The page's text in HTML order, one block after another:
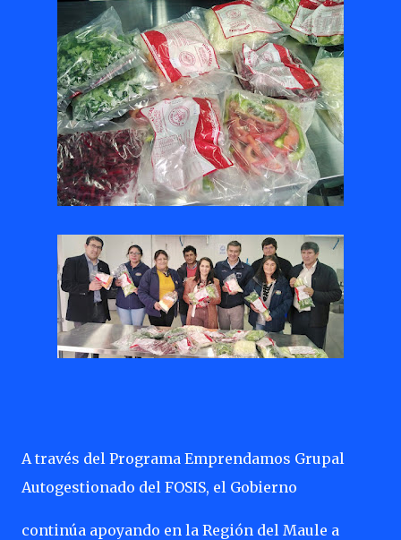
A través del Programa Emprendamos Grupal
Autogestionado del FOSIS, el Gobierno
continúa apoyando en la Región del Maule a